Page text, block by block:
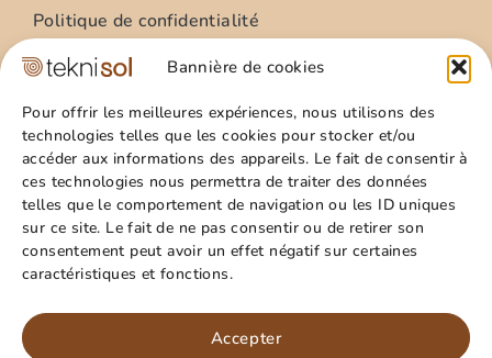
Bannière de cookies
Pour offrir les meilleures expériences, nous utilisons des
technologies telles que les cookies pour stocker et/ou
accéder aux informations des appareils. Le fait de consentir à
ces technologies nous permettra de traiter des données
telles que le comportement de navigation ou les ID uniques
sur ce site. Le fait de ne pas consentir ou de retirer son
consentement peut avoir un effet négatif sur certaines
caractéristiques et fonctions.
Accepter
Paillasson – relief palmes – 40x60cm
15,99€
Politique de confidentialité
Condition Général Utilisation
Site
Qui sommes nous ?
Guide pratique
Favoris